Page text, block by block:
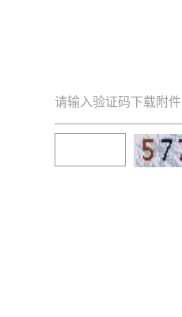
请输入验证码下载附件